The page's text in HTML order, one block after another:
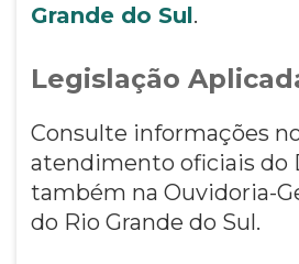
Grande do Sul.
Legislação
Consulte informações
atendimento oficiais do
também na Ouvidoria-
do Rio Grande do Sul.